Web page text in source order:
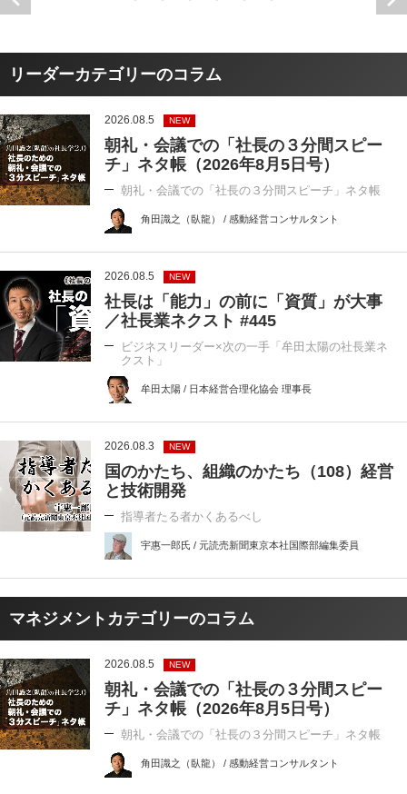
リーダーカテゴリーのコラム
2026.08.5 NEW
朝礼・会議での「社長の３分間スピー
チ」ネタ帳（2026年8月5日号）
朝礼・会議での「社長の３分間スピーチ」ネタ帳
角田識之（臥龍） / 感動経営コンサルタント
2026.08.5 NEW
社長は「能力」の前に「資質」が大事
／社長業ネクスト #445
ビジネスリーダー×次の一手「牟田太陽の社長業ネ
クスト」
牟田太陽 / 日本経営合理化協会 理事長
2026.08.3 NEW
国のかたち、組織のかたち（108）経営
と技術開発
指導者たる者かくあるべし
宇惠一郎氏 / 元読売新聞東京本社国際部編集委員
マネジメントカテゴリーのコラム
2026.08.5 NEW
朝礼・会議での「社長の３分間スピー
チ」ネタ帳（2026年8月5日号）
朝礼・会議での「社長の３分間スピーチ」ネタ帳
角田識之（臥龍） / 感動経営コンサルタント